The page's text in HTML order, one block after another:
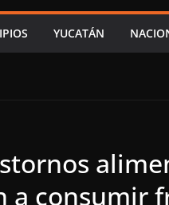
EN RETROCESO, CRECE
Y MEDIOS CRÍTICOS SON
DERRUMBA EL MITO
YUCATÁN
a consumir